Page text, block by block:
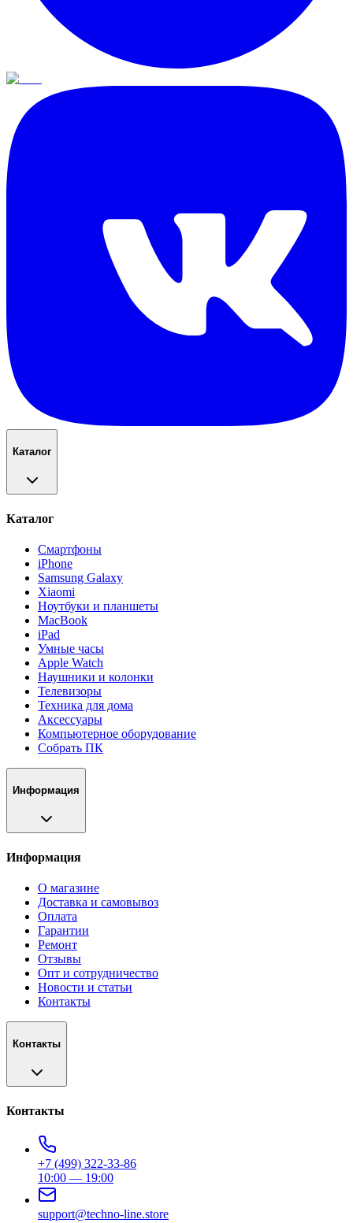
Каталог
Каталог
Смартфоны
iPhone
Samsung Galaxy
Xiaomi
Ноутбуки и планшеты
MacBook
iPad
Умные часы
Apple Watch
Наушники и колонки
Телевизоры
Техника для дома
Аксессуары
Компьютерное оборудование
Собрать ПК
Информация
Информация
О магазине
Доставка и самовывоз
Оплата
Гарантии
Ремонт
Отзывы
Опт и сотрудничество
Новости и статьи
Контакты
Контакты
Контакты
+7 (499) 322-33-86
10:00 — 19:00
support@techno-line.store